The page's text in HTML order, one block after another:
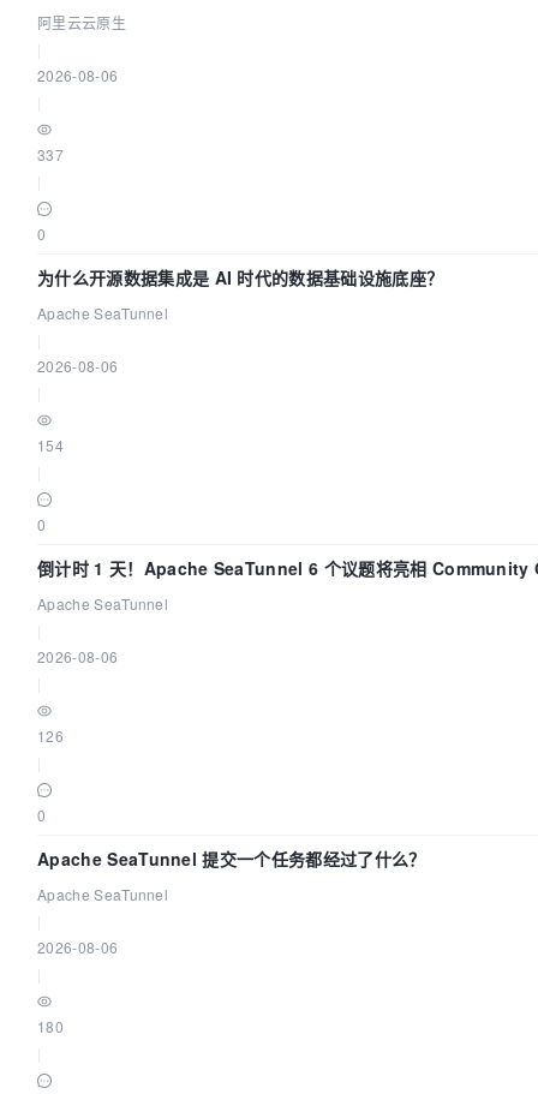
阿里云云原生
2026-08-06
337
0
为什么开源数据集成是 AI 时代的数据基础设施底座？
Apache SeaTunnel
2026-08-06
154
0
倒计时 1 天！Apache SeaTunnel 6 个议题将亮相 Community
Asia 2026
Apache SeaTunnel
2026-08-06
126
0
Apache SeaTunnel 提交一个任务都经过了什么？
Apache SeaTunnel
2026-08-06
180